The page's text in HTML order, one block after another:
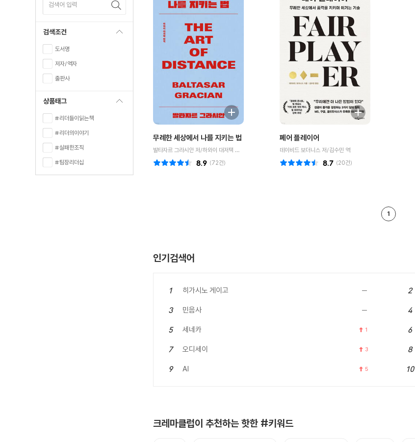
검색어 입력
검색조건
도서명
저자/역자
출판사
상품태그
#리더들이읽는책
#리더의이야기
#실패한조직
#팀장리더십
무례한 세상에서 나를 지키는 법
발타자르 그라시안 저/하와이 대저택 편저
(72건)
8.9
페어 플레이어
데이비드 보더니스 저/김수민 역
(20건)
8.7
1
인기검색어
1 히가시노 게이고 2
3 민음사 4
5 세네카 1 6
7 오디세이 3 8
9 AI 5 10
크레마클럽이 추천하는 핫한 #키워드